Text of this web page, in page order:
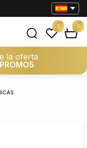
la oferta
PROMO5
0 0